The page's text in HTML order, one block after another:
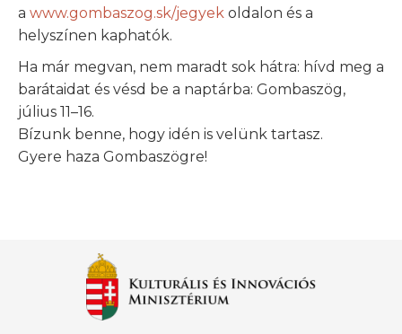
a www.gombaszog.sk/jegyek oldalon és a
helyszínen kaphatók.
Ha már megvan, nem maradt sok hátra: hívd meg a
barátaidat és vésd be a naptárba: Gombaszög,
július 11–16.
Bízunk benne, hogy idén is velünk tartasz.
Gyere haza Gombaszögre!